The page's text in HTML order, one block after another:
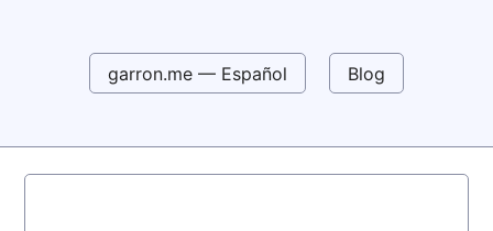
garron.me — Español Blog